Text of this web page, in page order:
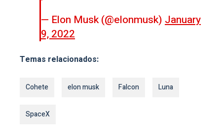
— Elon Musk (@elonmusk)January
9, 2022
Temas relacionados:
Cohete elon musk Falcon Luna
SpaceX